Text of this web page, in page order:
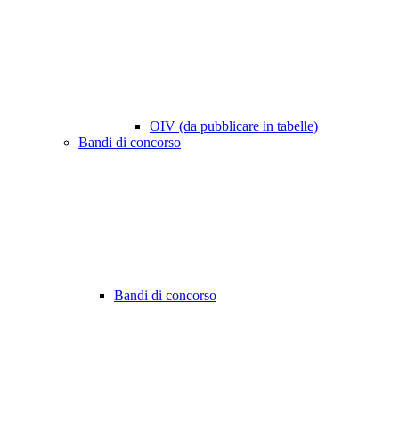
OIV (da pubblicare in tabelle)
Bandi di concorso
Bandi di concorso